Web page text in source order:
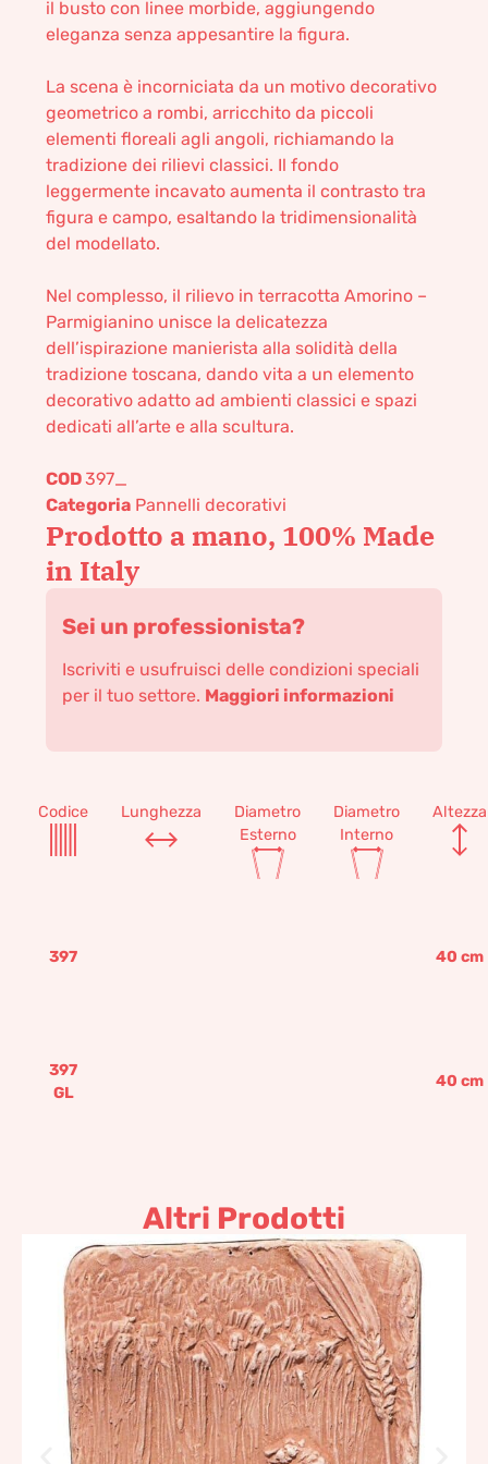
il busto con linee morbide, aggiungendo
eleganza senza appesantire la figura.
La scena è incorniciata da un motivo decorativo
geometrico a rombi, arricchito da piccoli
elementi floreali agli angoli, richiamando la
tradizione dei rilievi classici. Il fondo
leggermente incavato aumenta il contrasto tra
figura e campo, esaltando la tridimensionalità
del modellato.
Nel complesso, il rilievo in terracotta Amorino –
Parmigianino unisce la delicatezza
dell’ispirazione manierista alla solidità della
tradizione toscana, dando vita a un elemento
decorativo adatto ad ambienti classici e spazi
dedicati all’arte e alla scultura.
COD397_
Categoria Pannelli decorativi
Prodotto a mano, 100% Made
in Italy
Sei un professionista?
Iscriviti e usufruisci delle condizioni speciali
per il tuo settore. Maggiori informazioni
Codice Lunghezza
Diametro
Esterno
Diametro
Interno
Altezza
397 40 cm
397
GL
40 cm
Altri Prodotti
Pannello “la mietitura”
100,88€–121,06€